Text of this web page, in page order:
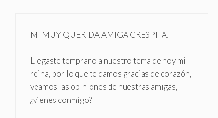
MI MUY QUERIDA AMIGA CRESPITA:
Llegaste temprano a nuestro tema de hoy mi
reina, por lo que te damos gracias de corazón,
veamos las opiniones de nuestras amigas,
¿vienes conmigo?